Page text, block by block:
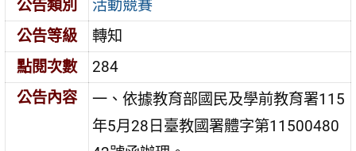
公告類別
活動競賽
公告等級
轉知
點閱次數
284
公告內容
一、依據教育部國民及學前教育署115
年5月28日臺教國署體字第11500480